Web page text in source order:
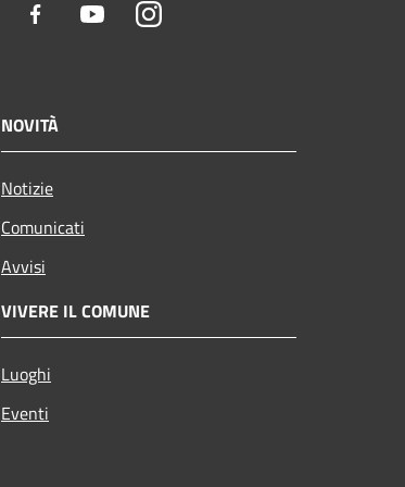
Facebook YoutubeInstagram
NOVITÀ
Notizie
Comunicati
Avvisi
VIVERE IL COMUNE
Luoghi
Eventi